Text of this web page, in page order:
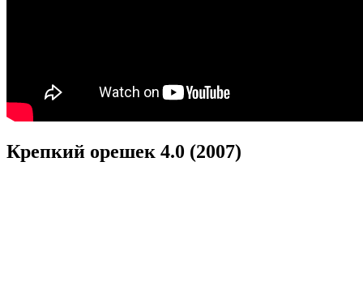
Крепкий орешек 4.0 (2007)